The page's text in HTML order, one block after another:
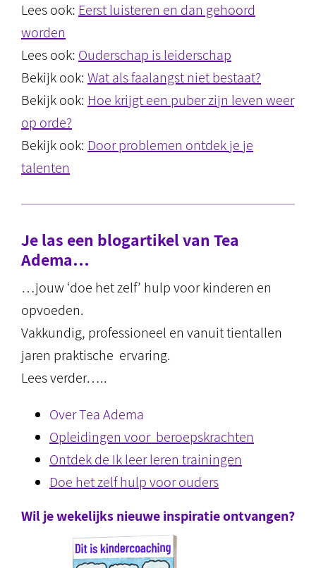
Lees ook: Eerst luisteren en dan gehoord
worden
Lees ook: Ouderschap is leiderschap
Bekijk ook: Wat als faalangst niet bestaat?
Bekijk ook: Hoe krijgt een puber zijn leven weer
op orde?
Bekijk ook: Door problemen ontdek je je
talenten
Je las een blogartikel van Tea
Adema…
…jouw ‘doe het zelf’ hulp voor kinderen en
opvoeden.
Vakkundig, professioneel en vanuit tientallen
jaren praktische ervaring.
Lees verder…..
Over Tea Adema
Opleidingen voor beroepskrachten
Ontdek de Ik leer leren trainingen
Doe het zelf hulp voor ouders
Wil je wekelijks nieuwe inspiratie ontvangen?